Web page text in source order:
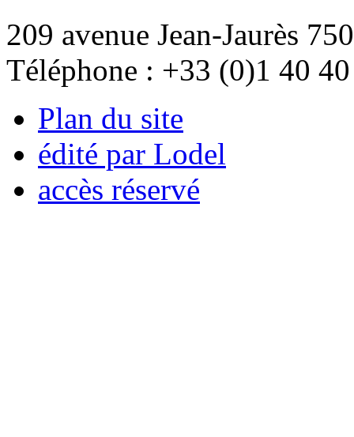
209 avenue Jean-Jaurès
Téléphone : +33 (0)1 40
Plan du site
édité par Lodel
accès réservé